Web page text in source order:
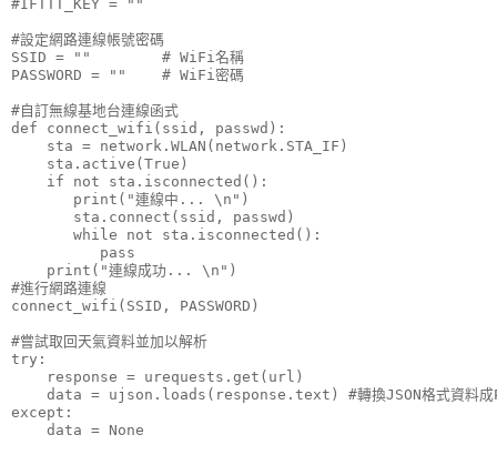
#IFTTT_KEY = " "
#設定網路連線帳號密碼
SSID = " "        # WiFi名稱
PASSWORD = " "    # WiFi密碼
#自訂無線基地台連線函式
def connect_wifi(ssid, passwd):
    sta = network.WLAN(network.STA_IF)
    sta.active(True)
    if not sta.isconnected():
       print("連線中... \n")
       sta.connect(ssid, passwd)
       while not sta.isconnected():
          pass
    print("連線成功... \n")
#進行網路連線
connect_wifi(SSID, PASSWORD)
#嘗試取回天氣資料並加以解析
try:
    response = urequests.get(url)
data = ujson.loads(response.text) #轉換JSON格式資料成
except:
    data = None